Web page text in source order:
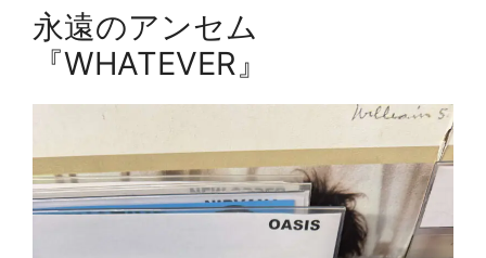
永遠のアンセム
『WHATEVER』